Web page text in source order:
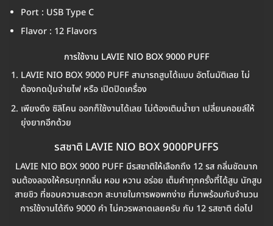
Port : USB Type C
Flavor : 12 Flavors
การใช้งาน LAVIE NIO BOX 9000 PUFF
LAVIE NIO BOX 9000 PUFF สามารถสูบได้แบบ อัตโนมัติเลย ไม่
ต้องกดปุ่มจ่ายไฟ หรือ เปิดปิดเครื่อง
เพียงดึง ซิลิโคน ออกก็ใช้งานได้เลย ไม่ต้องเติมน้ำยา เปลี่ยนคอยล์ให้
ยุ่งยากอีกด้วย
รสชาติ LAVIE NIO BOX 9000PUFFS
LAVIE NIO BOX 9000 PUFF มีรสชาติให้เลือกถึง 12 รส กลิ่นชัดมาก
จนต้องลองให้ครบทุกกลิ่น หอม หวาน อร่อย เต็มคำทุกครั้งที่ได้สูบ นักสูบ
สายชิว ที่ชอบความสะดวก สะบายในการพอพกง่าย ที่มาพร้อมกับจำนวน
การใช้งานได้ถึง 9000 คำ ไม่ควรพลาดเลยครับ กับ 12 รสชาติ ต่อไป